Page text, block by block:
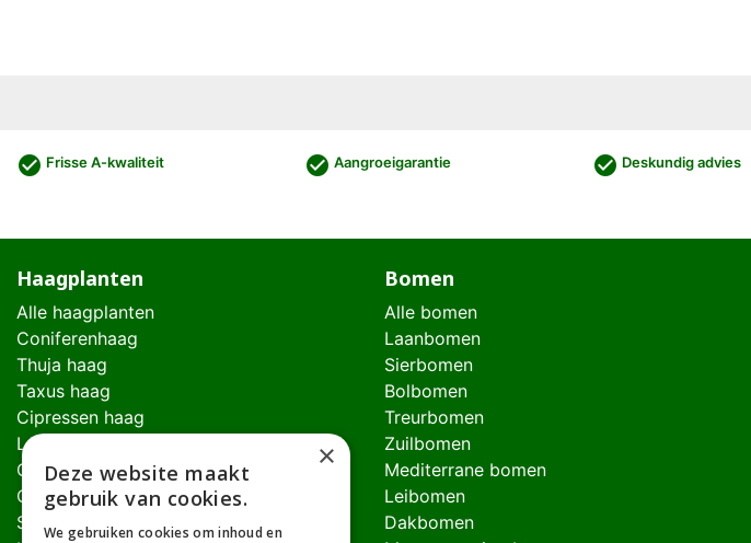
check_circle Frisse A-kwaliteit check_circle Aangroeigarantie check_circle Deskundig advies
Haagplanten
Alle haagplanten
Coniferenhaag
Thuja haag
Taxus haag
Cipressen haag
Laurierhaag
Glansmispel haag
Olijfwilghaag
Schijnhulsthaag
Bomen
Alle bomen
Laanbomen
Sierbomen
Bolbomen
Treurbomen
Zuilbomen
Mediterrane bomen
Leibomen
Dakbomen
×
Deze website maakt
gebruik van cookies.
We gebruiken cookies om inhoud en